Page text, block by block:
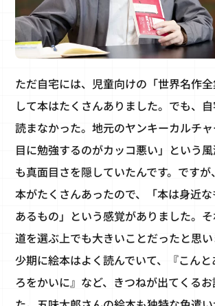
ただ自宅には、児童向けの「世界名作
して本はたくさんありました。でも、
読まなかった。地元のヤンキーカルチ
目に勉強するのがカッコ悪い」という
も真面目さを隠していたんです。です
本がたくさんあったので、「本は身近
あるもの」という感覚がありました。
道を選ぶ上でも大きいことだったと思
少期に絵本はよく読んでいて、『こんと
ろをかいに』など、きつねが出てくる